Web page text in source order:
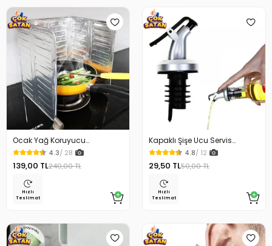
Ocak Yağ Koruyucu
Alüminyum Levha 32.5 x 84
Cm
4.3/ 28
139,00 TL240,00 TL
Hızlı
Teslimat
Kapaklı Şişe Ucu Servis
Aparatı Yağdanlık Tıpa
4.8/ 12
29,50 TL50,00 TL
Hızlı
Teslimat